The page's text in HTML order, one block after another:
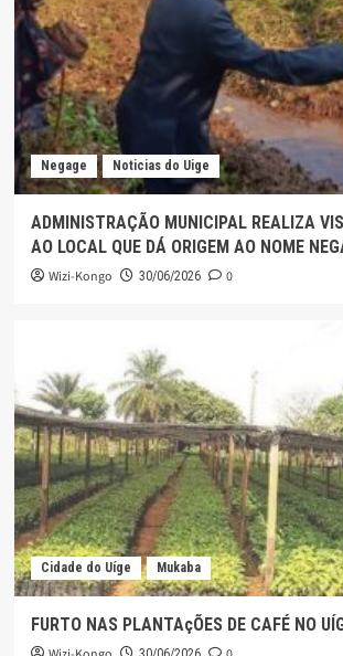
Negage Noticias do Uige
ADMINISTRAÇÃO MUNICIPAL REALIZA
AO LOCAL QUE DÁ ORIGEM AO NOME
Wizi-Kongo 30/06/2026 0
Cidade do Uíge Mukaba
FURTO NAS PLANTAçÕES DE CAFÉ NO